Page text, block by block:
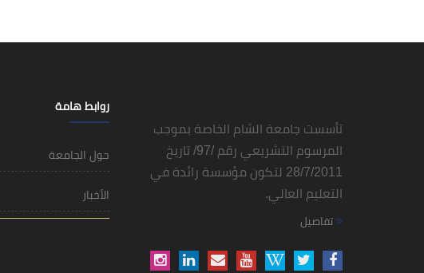
تأسست جامعة الشام الخاصة بموجب
المرسوم التشريعي رقم /97/ تاريخ
28/7/2011 لتكون مؤسسة رائدة في
التعليم العالي.
تفاصيل
روابط هامة
حول الجامعة
الأخبار